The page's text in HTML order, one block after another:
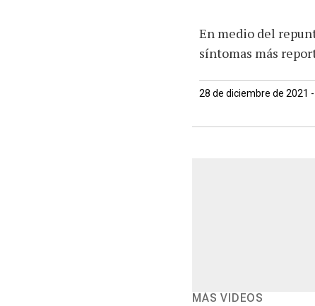
En medio del
síntomas más
28 de diciembre de 2021
MÁS VIDEOS